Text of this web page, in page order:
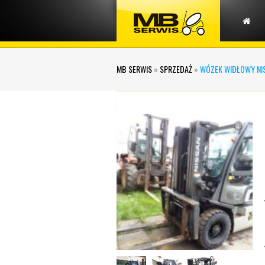
MB SERWIS» SPRZEDAŻ»WÓZEK WIDŁOWY